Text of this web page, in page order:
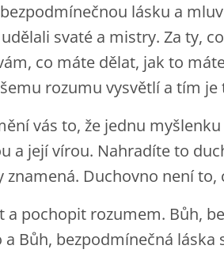
lásku a
svaté a mistry. Za ty,
co máte dělat, jak to
rozumu vysvětlí a tím
vás to, že jednu
a její vírou. Nahradíte to
Duchovno není to,
a pochopit rozumem. Bůh,
Bůh, bezpodmínečná láska